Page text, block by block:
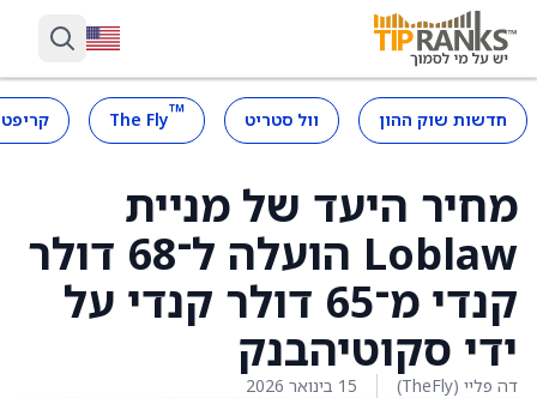
חדשות שוק ההון וול סטריט ™
The Fly
מחיר היעד של מניית
Loblaw הועלה ל־68 דולר
קנדי מ־65 דולר קנדי על
ידי סקוטיהבנק
דה פליי (TheFly) 15 בינואר 2026